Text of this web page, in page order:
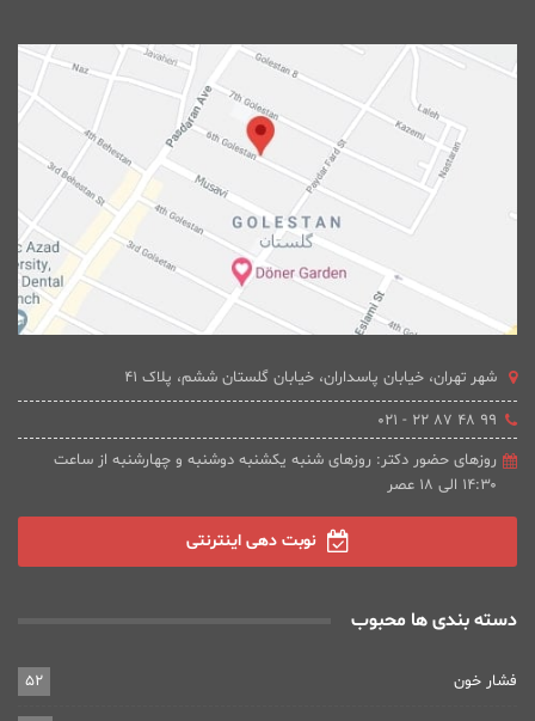
شهر تهران، خیابان پاسداران، خیابان گلستان ششم، پلاک 41
۹۹ ۴۸ ۸۷ ۲۲ - ۰۲۱
روزهای حضور دکتر: روزهای شنبه یکشنبه دوشنبه و چهارشنبه از ساعت
۱۴:۳۰ الی ۱۸ عصر
نوبت دهی اینترنتی
دسته بندی ها محبوب
فشار خون 52